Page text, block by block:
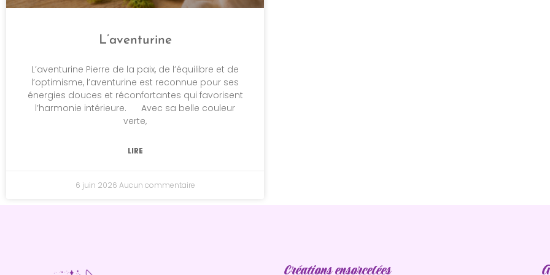
L’aventurine
L’aventurine Pierre de la paix, de l’équilibre et de
l’optimisme, l’aventurine est reconnue pour ses
énergies douces et réconfortantes qui favorisent
l’harmonie intérieure. Avec sa belle couleur
verte,
LIRE
6 juin 2026 Aucun commentaire
Créations ensorcelées